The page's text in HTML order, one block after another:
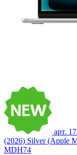
арт.
(2026) Silver (Apple
MDH74